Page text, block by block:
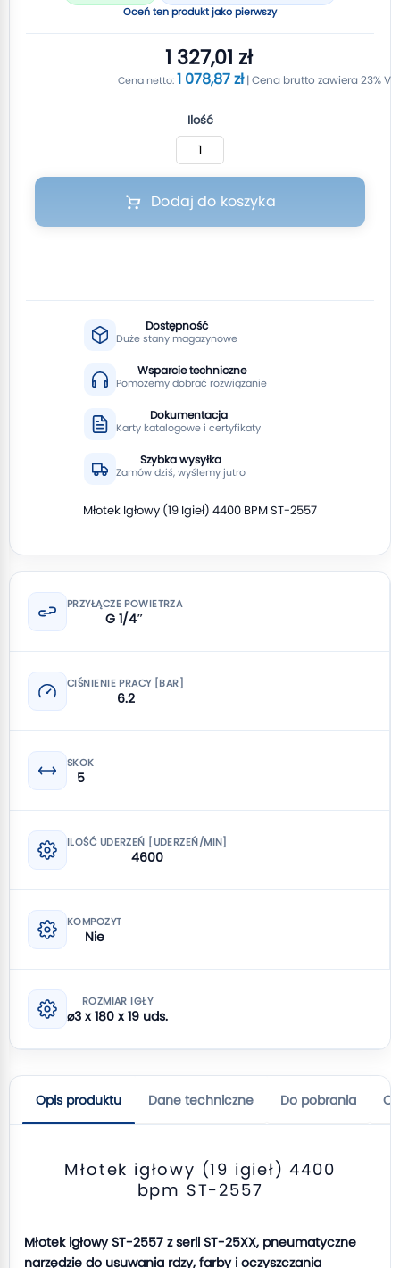
Oceń ten produkt jako pierwszy
1 327,01 zł
1 078,87 zł
Ilość
Dodaj do koszyka
Dostępność
Duże stany magazynowe
Wsparcie techniczne
Pomożemy dobrać rozwiązanie
Dokumentacja
Karty katalogowe i certyfikaty
Szybka wysyłka
Zamów dziś, wyślemy jutro
Młotek Igłowy (19 Igieł) 4400 BPM ST-2557
PRZYŁĄCZE POWIETRZA
G 1/4″
CIŚNIENIE PRACY [BAR]
6.2
SKOK
5
ILOŚĆ UDERZEŃ [UDERZEŃ/MIN]
4600
KOMPOZYT
Nie
ROZMIAR IGŁY
⌀3 x 180 x 19 uds.
Opis produktu Dane techniczne Do pobrania
Młotek igłowy (19 igieł) 4400
bpm ST-2557
Młotek igłowy ST-2557 z serii ST-25XX, pneumatyczne
narzędzie do usuwania rdzy, farby i oczyszczania